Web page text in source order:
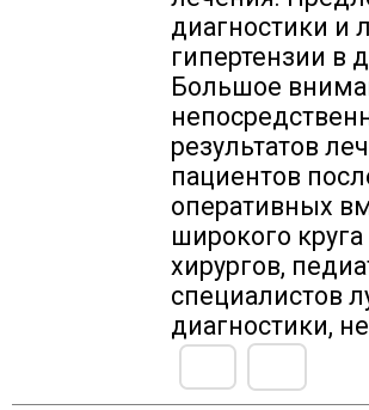
диагностики и
гипертензии в
Большое
результатов
пациентов
оперативных
широкого
хирургов,
специалистов
диагностики,